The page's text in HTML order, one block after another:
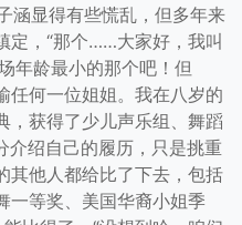
涵显得有些慌乱，但多年来
定，“那个……大家好，我叫
年龄最小的那个吧！但
任何一位姐姐。我在八岁的
，获得了少儿声乐组、舞蹈
绍自己的履历，只是挑重
其他人都给比了下去，包括
一等奖、美国华裔小姐季